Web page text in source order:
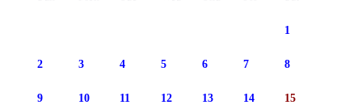
1
2 3 4 5 6 7 8
9 10 11 12 13 14 15